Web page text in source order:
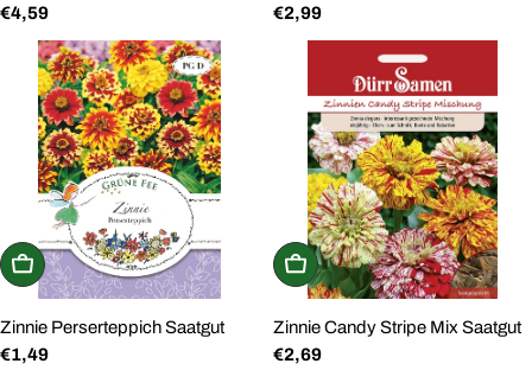
Regulärer
Preis
€4,59 Saatgut
Regulärer
Preis
€2,99
In den Warenkorb
Zinnie Perserteppich Saatgut
Regulärer
€1,49
In den Warenkorb
Zinnie Candy Stripe Mix Saatgut
Regulärer
€2,69